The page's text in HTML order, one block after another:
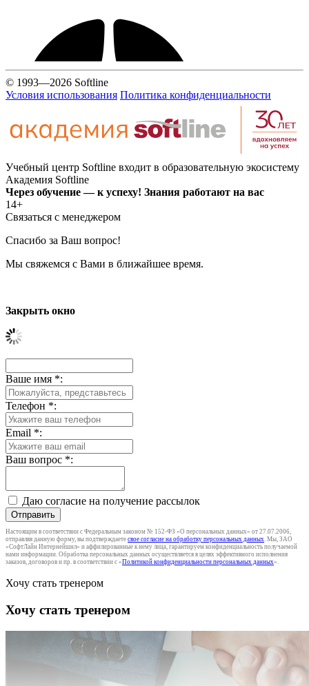
© 1993—2026 Softline
Условия использования Политика конфиденциальности
Учебный центр Softline входит в образовательную экосистему
Академия Softline
Через обучение — к успеху! Знания работают на вас
14+
Связаться с менеджером
Спасибо за Ваш вопрос!
Мы свяжемся с Вами в ближайшее время.
Закрыть окно
Ваше имя *:
Телефон *:
Email *:
Ваш вопрос *:
Даю согласие на получение рассылок
Отправить
Настоящим в соответствии с Федеральным законом № 152-ФЗ «О персональных данных» от 27.07.2006,
отправляя данную форму, вы подтверждаете свое согласие на обработку персональных данных. Мы, ЗАО
«СофтЛайн Интернейшнл» и аффилированные к нему лица, гарантируем конфиденциальность получаемой
нами информации. Обработка персональных данных осуществляется в целях эффективного исполнения
заказов, договоров и пр. в соответствии с «Политикой конфиденциальности персональных данных».
Хочу стать тренером
Хочу стать тренером